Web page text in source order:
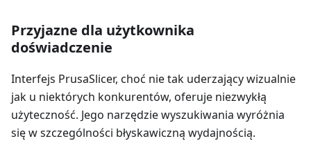
Przyjazne dla użytkownika
doświadczenie
Interfejs PrusaSlicer, choć nie tak uderzający wizualnie
jak u niektórych konkurentów, oferuje niezwykłą
użyteczność. Jego narzędzie wyszukiwania wyróżnia
się w szczególności błyskawiczną wydajnością.